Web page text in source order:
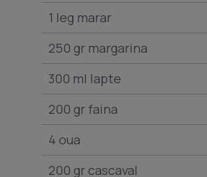
1 leg marar
250 gr margarina
300 ml lapte
200 gr faina
4 oua
200 gr cascaval